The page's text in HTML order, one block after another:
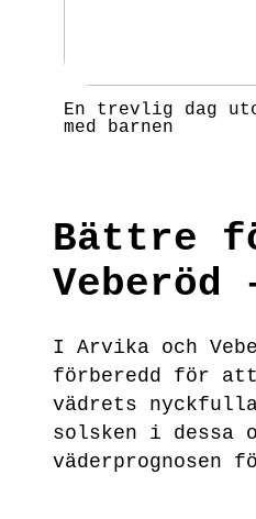
En trevlig dag
med barnen
Bättre
Veberöd
I Arvika och
förberedd för att
vädrets
solsken i dessa
väderprognosen